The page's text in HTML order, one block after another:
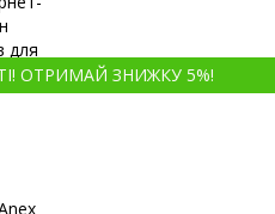
ОТРИМАЙ ЗНИЖКУ 5%!